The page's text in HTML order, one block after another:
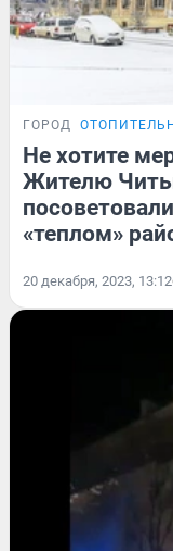
ГОРОД
Не хотите
Жителю Читы
«теплом»
20 декабря, 2023, 13:12